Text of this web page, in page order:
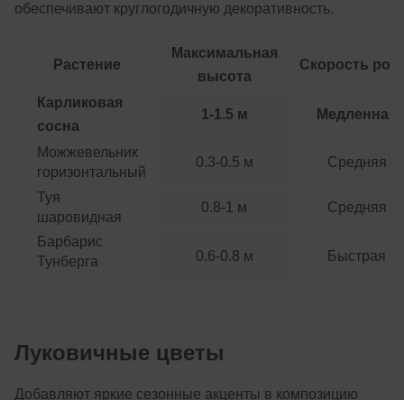
обеспечивают круглогодичную декоративность.
Растение
Максимальная
высота
Скорость
Карликовая
сосна
1-1.5 м Медленная
Можжевельник
горизонтальный
0.3-0.5 м Средняя
Туя
шаровидная
0.8-1 м Средняя
Барбарис
Тунберга
0.6-0.8 м Быстрая
Луковичные цветы
Добавляют яркие сезонные акценты в композицию